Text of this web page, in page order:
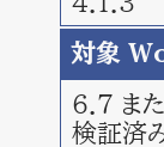
対象
6.7 ま
検証済